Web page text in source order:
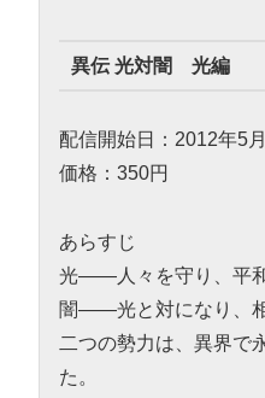
異伝 光対闇 光編
配信開始日：2012年5
価格：350円
あらすじ
光――人々を守り、平和
闇――光と対になり、相
二つの勢力は、異界で
た。